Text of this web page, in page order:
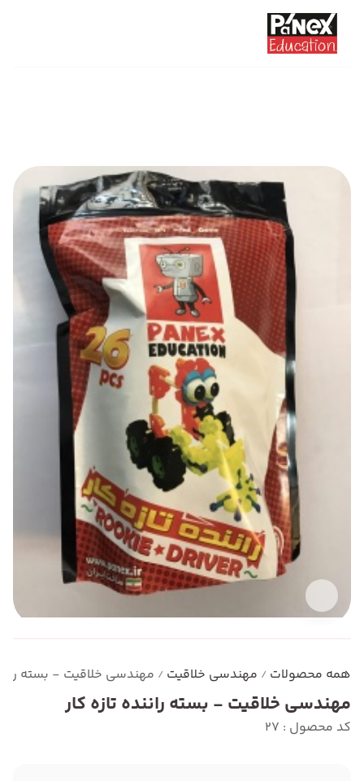
همه محصولات / مهندسی خلاقیت / مهندسی خلاقیت - بسته
مهندسی خلاقیت - بسته راننده تازه کار
کد محصول : 27